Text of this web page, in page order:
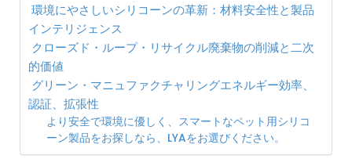
環境にやさしいシリコーンの革新：材料安全性と製品
インテリジェンス
クローズド・ループ・リサイクル廃棄物の削減と二次
的価値
グリーン・マニュファクチャリングエネルギー効率、
認証、拡張性
より安全で環境に優しく、スマートなペット用シリコ
ーン製品をお探しなら、LYAをお選びください。